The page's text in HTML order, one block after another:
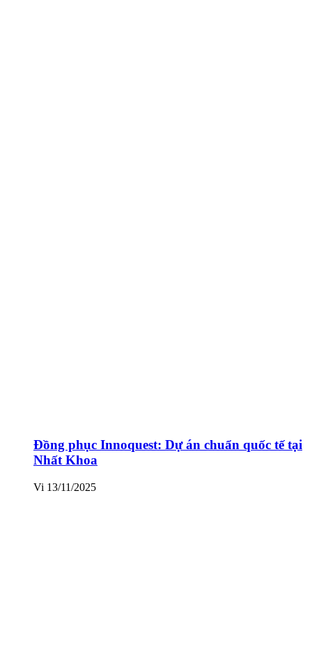
Đồng phục Innoquest: Dự án chuẩn quốc tế tại
Nhất Khoa
Vi 13/11/2025